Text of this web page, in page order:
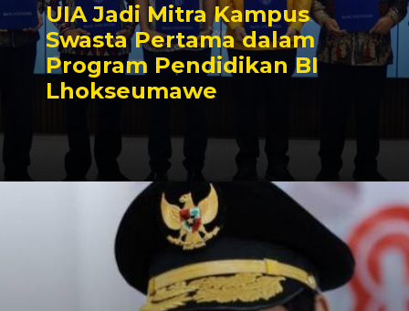
UIA Jadi Mitra Kampus
Swasta Pertama dalam
Program Pendidikan BI
Lhokseumawe